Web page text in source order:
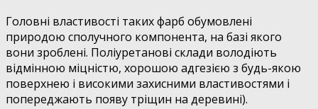
Головні властивості таких фарб обумовлені
природою сполучного компонента, на базі якого
вони зроблені. Поліуретанові склади володіють
відмінною міцністю, хорошою адгезією з будь-якою
поверхнею і високими захисними властивостями і
попереджають появу тріщин на деревині).